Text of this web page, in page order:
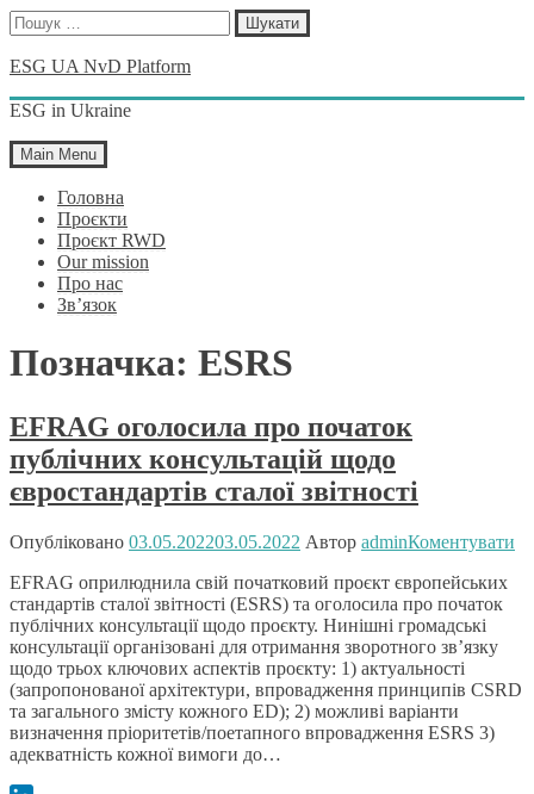
Пошук:
to
ESG UA NvD Platform
ESG in Ukraine
Main Menu
Головна
Проєкти
Проєкт RWD
Our mission
Про нас
Зв’язок
Позначка: ESRS
EFRAG оголосила про початок
публічних консультацій щодо
євростандартів сталої звітності
Опубліковано 03.05.202203.05.2022 Автор adminКоментувати
EFRAG оприлюднила свій початковий проєкт європейських
стандартів сталої звітності (ESRS) та оголосила про початок
публічних консультації щодо проєкту. Нинішні громадські
консультації організовані для отримання зворотного зв’язку
щодо трьох ключових аспектів проєкту: 1) актуальності
(запропонованої архітектури, впровадження принципів CSRD
та загального змісту кожного ED); 2) можливі варіанти
визначення пріоритетів/поетапного впровадження ESRS 3)
адекватність кожної вимоги до…